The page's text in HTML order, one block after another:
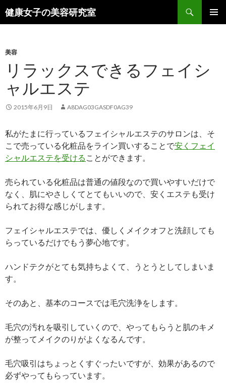
健康女子の美容研究室
索
ン
ツ
へ
ス
ッ
美容
リラックスできるフェイシ
ャルエステ
2015年6月9日 A8DAG03GASDF0AG39
私がたまに行っているフェイシャルエステのサロンは、そ
こで売っている化粧品をライン買いすることで安くフェイ
シャルエステを受ける ことができます。
売られている化粧品は普通の値段なので買いやすいだけで
なく、肌にやさしくてとてもいいので、安くエステも受け
られてお得な感じがします。
フェイシャルエステでは、優しくメイクオフと洗顔しても
らっているだけでもう夢心地です。
ハンドテクがとても気持ちよくて、うとうとしてしまいま
す。
そのあと、基本のコースでは毛穴洗浄をします。
毛穴の汚れを吸引していくので、やってもらうと肌のキメ
が整ってメイクのりがよくなるんです。
毛穴吸引はちょっとくすぐったいですが、効果があるので
必ずやってもらっています。